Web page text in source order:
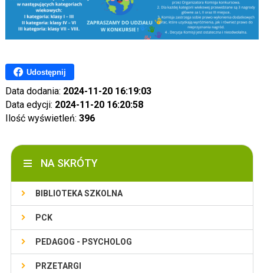
Udostępnij
Data dodania: 2024-11-20 16:19:03
Data edycji: 2024-11-20 16:20:58
Ilość wyświetleń: 396
NA SKRÓTY
BIBLIOTEKA SZKOLNA
PCK
PEDAGOG - PSYCHOLOG
PRZETARGI